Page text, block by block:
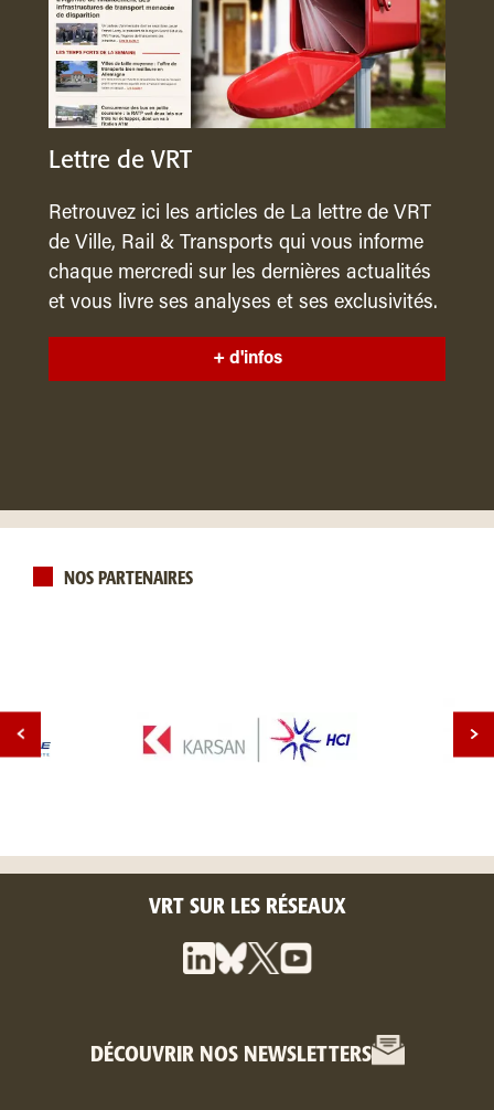
Lettre de VRT
Retrouvez ici les articles de La lettre de VRT
de Ville, Rail & Transports qui vous informe
chaque mercredi sur les dernières actualités
et vous livre ses analyses et ses exclusivités.
+ d'infos
NOS PARTENAIRES
VRT SUR LES RÉSEAUX
DÉCOUVRIR NOS NEWSLETTERS